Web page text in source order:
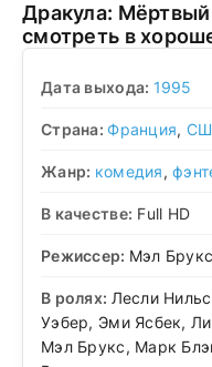
Дракула: Мёртвый и
смотреть в
Дата выхода: 1995
Страна:Франция,
Жанр: комедия,
В качестве: Full HD
Режиссер: Мэл Брукс
В ролях: Лесли
Уэбер, Эми Ясбек,
Мэл Брукс, Марк